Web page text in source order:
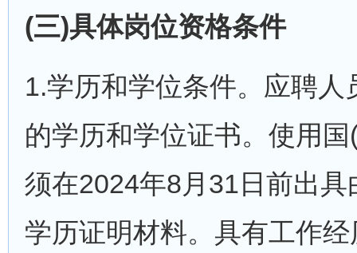
(三)具体岗位资格条件
1.学历和学位条件。应聘
的学历和学位证书。使用
须在2024年8月31日前出
学历证明材料。具有工作